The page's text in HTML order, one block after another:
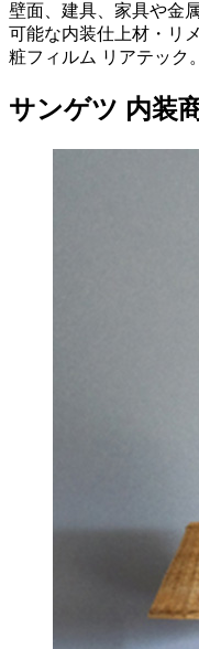
壁面、建具、家具や金
可能な内装仕上材・リ
粧フィルム リアテック。
サンゲツ 内装